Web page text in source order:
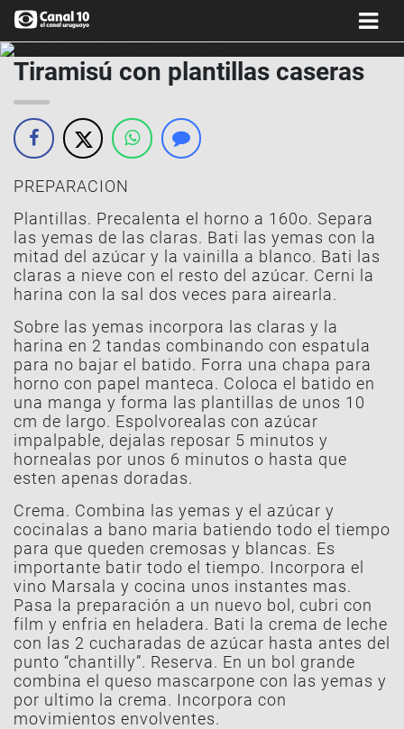
Tiramisú con plantillas caseras
PREPARACION
Plantillas. Precalenta el horno a 160o. Separa
las yemas de las claras. Bati las yemas con la
mitad del azúcar y la vainilla a blanco. Bati las
claras a nieve con el resto del azúcar. Cerni la
harina con la sal dos veces para airearla.
Sobre las yemas incorpora las claras y la
harina en 2 tandas combinando con espatula
para no bajar el batido. Forra una chapa para
horno con papel manteca. Coloca el batido en
una manga y forma las plantillas de unos 10
cm de largo. Espolvorealas con azúcar
impalpable, dejalas reposar 5 minutos y
hornealas por unos 6 minutos o hasta que
esten apenas doradas.
Crema. Combina las yemas y el azúcar y
cocinalas a bano maria batiendo todo el tiempo
para que queden cremosas y blancas. Es
importante batir todo el tiempo. Incorpora el
vino Marsala y cocina unos instantes mas.
Pasa la preparación a un nuevo bol, cubri con
film y enfria en heladera. Bati la crema de leche
con las 2 cucharadas de azúcar hasta antes del
punto “chantilly”. Reserva. En un bol grande
combina el queso mascarpone con las yemas y
por ultimo la crema. Incorpora con
movimientos envolventes.